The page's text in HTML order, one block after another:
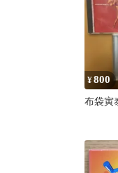
¥800
布袋寅